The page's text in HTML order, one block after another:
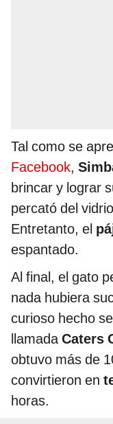
Tal como se
Facebook,
brincar y lograr
percató del
Entretanto, el
espantado.
Al final, el gato
nada hubiera
curioso hecho
llamadaCaters
obtuvo más de
convirtieron en
horas.